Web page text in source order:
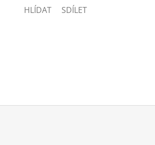
HLÍDAT SDÍLET